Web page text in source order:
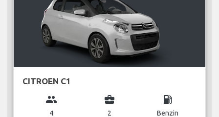
CITROEN C1
group
4
business_center
2
local_gas_station
Benzin